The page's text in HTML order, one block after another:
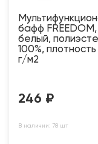
бафф FREEDOM,
белый,
100%, плотность
г/м2
246 ₽
В наличии: 78 шт